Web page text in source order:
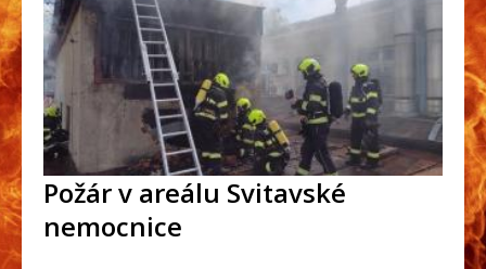
Požár v areálu Svitavské
nemocnice